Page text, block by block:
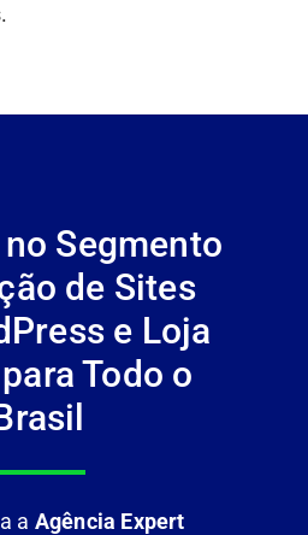
Segmento
de Sites
e Loja
Todo o
a Agência Expert